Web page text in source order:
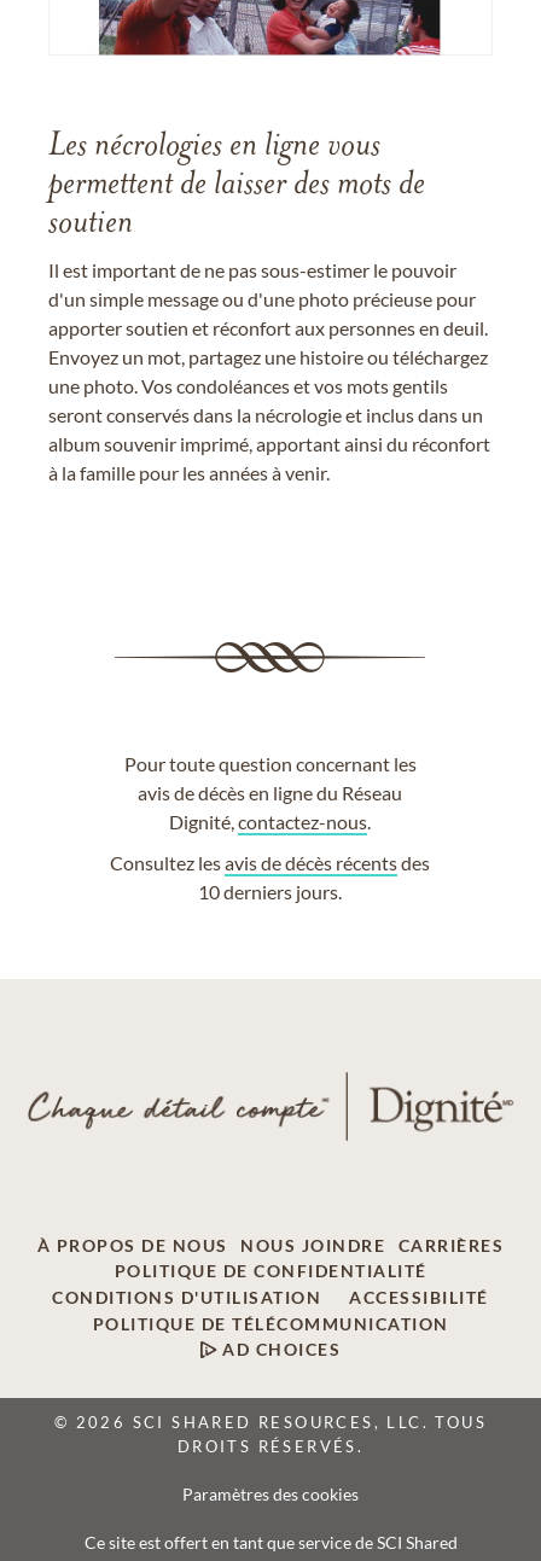
Les nécrologies en ligne vous
permettent de laisser des mots de
soutien
Il est important de ne pas sous-estimer le pouvoir
d'un simple message ou d'une photo précieuse pour
apporter soutien et réconfort aux personnes en deuil.
Envoyez un mot, partagez une histoire ou téléchargez
une photo. Vos condoléances et vos mots gentils
seront conservés dans la nécrologie et inclus dans un
album souvenir imprimé, apportant ainsi du réconfort
à la famille pour les années à venir.
Pour toute question concernant les
avis de décès en ligne du Réseau
Dignité,contactez-nous
Consultez lesavis de décès récentsdes
10 derniers jours.
À PROPOS DE NOUS NOUS JOINDRE
CARRIÈRES
POLITIQUE DE CONFIDENTIALITÉ
CONDITIONS D'UTILISATION
ACCESSIBILITÉ
POLITIQUE DE TÉLÉCOMMUNICATION
AD CHOICES
© 2026 SCI SHARED RESOURCES, LLC. TOUS
DROITS RÉSERVÉS.
Paramètres des cookies
Ce site est offert en tant que service de SCI Shared